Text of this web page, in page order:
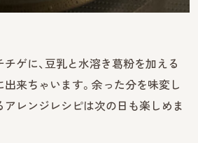
ゲに、豆乳と水溶き葛粉を加える
来ちゃいます。余った分を味変し
アレンジレシピは次の日も楽しめま